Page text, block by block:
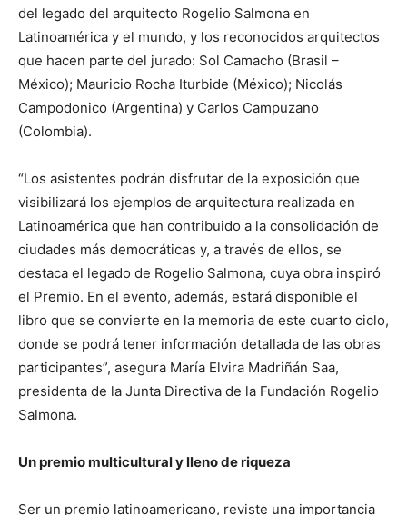
del legado del arquitecto Rogelio Salmona en
Latinoamérica y el mundo, y los reconocidos arquitectos
que hacen parte del jurado: Sol Camacho (Brasil –
México); Mauricio Rocha Iturbide (México); Nicolás
Campodonico (Argentina) y Carlos Campuzano
(Colombia).
“Los asistentes podrán disfrutar de la exposición que
visibilizará los ejemplos de arquitectura realizada en
Latinoamérica que han contribuido a la consolidación de
ciudades más democráticas y, a través de ellos, se
destaca el legado de Rogelio Salmona, cuya obra inspiró
el Premio. En el evento, además, estará disponible el
libro que se convierte en la memoria de este cuarto ciclo,
donde se podrá tener información detallada de las obras
participantes”, asegura María Elvira Madriñán Saa,
presidenta de la Junta Directiva de la Fundación Rogelio
Salmona.
Un premio multicultural y lleno de riqueza
Ser un premio latinoamericano, reviste una importancia